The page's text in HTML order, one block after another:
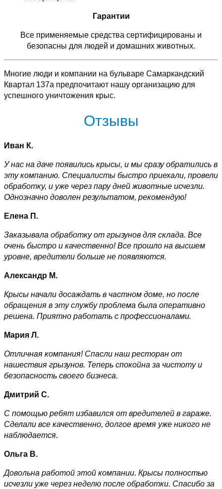
Гарантии
Все применяемые средства сертифицированы и
безопасны для людей и домашних животных.
Многие люди и компании на бульваре Самаркандский
Квартал 137а предпочитают нашу организацию для
успешного уничтожения крыс.
Отзывы
Иван К.
У нас на даче появились крысы, и мы сразу обратились в
эту компанию. Специалисты быстро приехали, провели
обработку, и уже через пару дней животные исчезли.
Однозначно доволен результатом, рекомендую!
Елена П.
Заказывала обработку от грызунов для склада. Все
очень быстро и качественно! Все прошло на высшем
уровне, вредители больше не появляются.
Александр М.
Крысы начали досаждать в частном доме, но после
обращения в эту службу проблема была оперативно
решена. Приятно работать с профессионалами.
Мария Л.
Отличная компания! Спасли наш ресторан от
нашествия грызунов. Теперь спокойна за чистоту и
безопасность своего бизнеса.
Дмитрий С.
С помощью ребят избавился от вредителей в гараже.
Сделали все качественно, долгое время уже никого не
наблюдается.
Ольга В.
Довольна работой этой компании. Крысы полностью
исчезли уже через неделю после обработки. Спасибо за